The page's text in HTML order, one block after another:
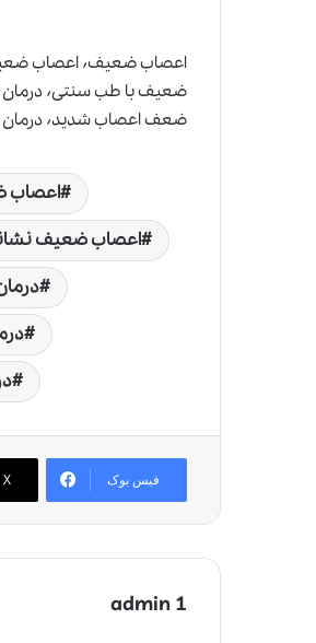
ضعف اعصاب شدید٬ درمان ضعف اعصاب و افسردگی٬ درمان ضعف اعصاب و لرزش دست٬ علائم اعصاب ضعیف
اعصاب ضعیف
فیس بوک X
admin 1